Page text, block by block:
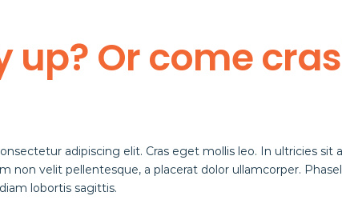
up? Or come
adipiscing elit. Cras eget mollis leo. In ultricies sit
non velit pellentesque, a placerat dolor ullamcorper.
lobortis sagittis.